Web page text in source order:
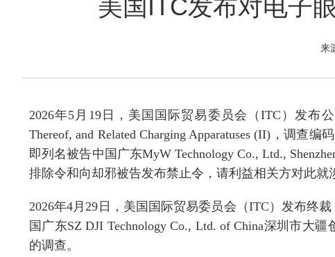
美国ITC发布对电子
来
2026年5 月 19日，美国国际贸易委员会（ITC ） 发布
Thereof, and Related Charging Apparatuses (II) ，调查编码
即列名被告中国广东MyW Technology Co., Ltd.,
排除令和向却邪被告发布禁止令，请利益相关方对此
2026年4 月 29 日，美国国际贸易委员会（ITC ） 发布终裁
国广东SZ DJI Technology Co., Ltd. of China深圳市大疆
的调查。